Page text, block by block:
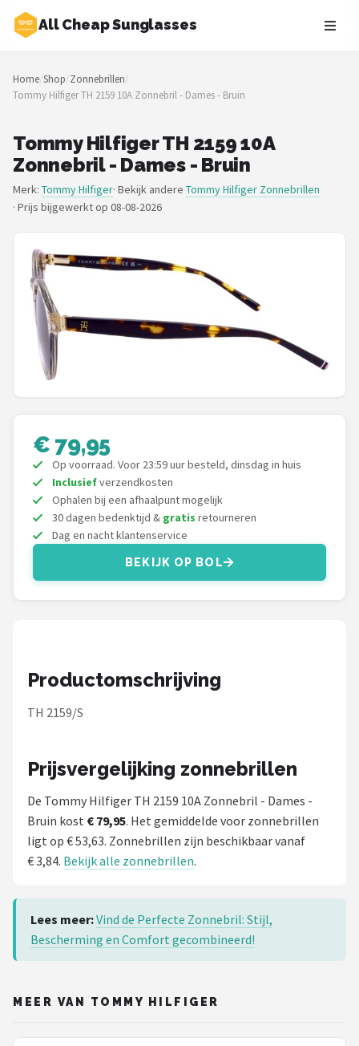
All Cheap Sunglasses
Zoeken
NAVIGATIE
Merken
Blog
Zonnebrillen
Baby zonnebrillen
Shop
POPULAIRE MERKEN
Polaroid
Kingseven
Sinner
Montuurtjevoorjou
Fako Sunglasses®
Serengeti
Alle merken →
Home/Shop/Zonnebrillen/
Tommy Hilfiger TH 2159 10A Zonnebril - Dames - Bruin
Tommy Hilfiger TH 2159 10A
Zonnebril - Dames - Bruin
Merk: Tommy Hilfiger· Bekijk andere Tommy Hilfiger Zonnebrillen
· Prijs bijgewerkt op 08-08-2026
€ 79,95
Op voorraad. Voor 23:59 uur besteld, dinsdag in huis
Inclusiefverzendkosten
Ophalen bij een afhaalpunt mogelijk
30 dagen bedenktijd & gratis retourneren
Dag en nacht klantenservice
BEKIJK OP BOL
Productomschrijving
TH 2159/S
Prijsvergelijking zonnebrillen
De Tommy Hilfiger TH 2159 10A Zonnebril - Dames -
Bruin kost € 79,95. Het gemiddelde voor zonnebrillen
ligt op € 53,63. Zonnebrillen zijn beschikbaar vanaf
€ 3,84. Bekijk alle zonnebrillen.
Lees meer:Vind de Perfecte Zonnebril: Stijl,
Bescherming en Comfort gecombineerd!
MEER VAN TOMMY HILFIGER